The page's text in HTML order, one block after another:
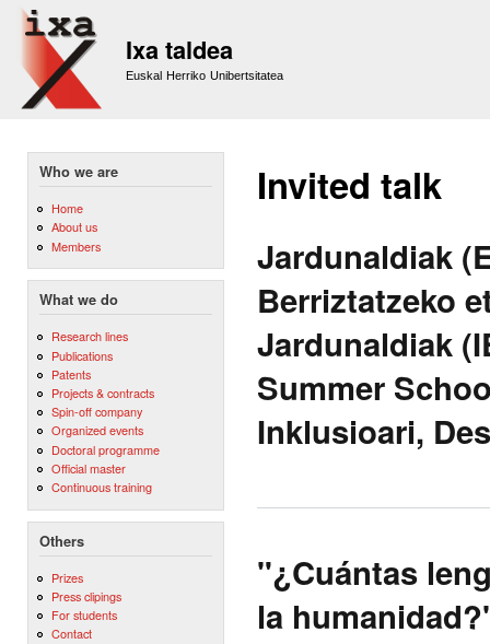
Ixa taldea
Euskal Herriko Unibertsitatea
Who we are
Home
About us
Members
What we do
Research lines
Publications
Patents
Projects & contracts
Spin-off company
Organized events
Doctoral programme
Official master
Continuous training
Others
Prizes
Press clipings
For students
Contact
Invited talk
Jardunaldiak
Berriztatzeko
Jardunaldiak
Summer
Inklusioari,
"¿Cuántas
la